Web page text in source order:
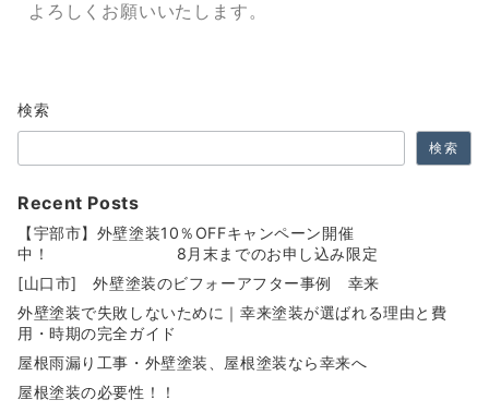
よろしくお願いいたします。
検索
検索
Recent Posts
【宇部市】外壁塗装10％OFFキャンペーン開催
中！ 8月末までのお申し込み限定
[山口市] 外壁塗装のビフォーアフター事例 幸来
外壁塗装で失敗しないために｜幸来塗装が選ばれる理由と費
用・時期の完全ガイド
屋根雨漏り工事・外壁塗装、屋根塗装なら幸来へ
屋根塗装の必要性！！